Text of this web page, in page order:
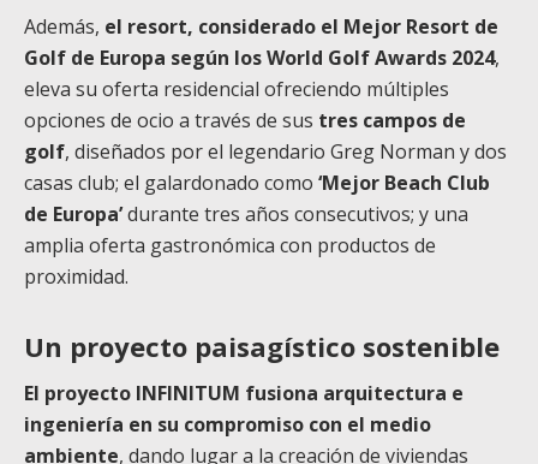
Además, el resort, considerado el Mejor Resort de
Golf de Europa según los World Golf Awards 2024,
eleva su oferta residencial ofreciendo múltiples
opciones de ocio a través de sus tres campos de
golf, diseñados por el legendario Greg Norman y dos
casas club; el galardonado como ‘Mejor Beach Club
de Europa’durante tres años consecutivos; y una
amplia oferta gastronómica con productos de
proximidad.
Un proyecto paisagístico sostenible
El proyecto INFINITUM fusiona arquitectura e
ingeniería en su compromiso con el medio
ambiente, dando lugar a la creación de viviendas